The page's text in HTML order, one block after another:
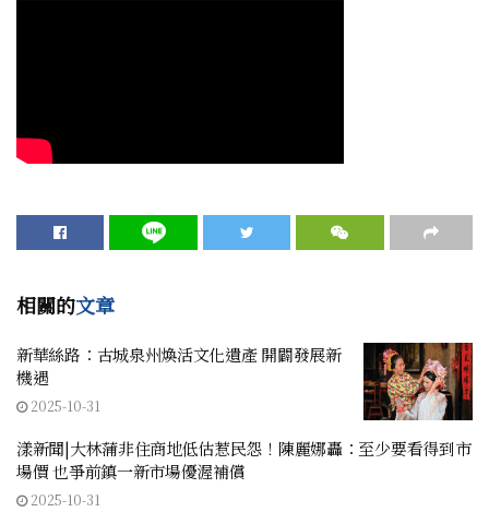
相關的文章
新華絲路：古城泉州煥活文化遺產 開闢發展新
機遇
2025-10-31
漾新聞|大林蒲非住商地低估惹民怨！陳麗娜轟：至少要看得到市
場價 也爭前鎮一新市場優渥補償
2025-10-31